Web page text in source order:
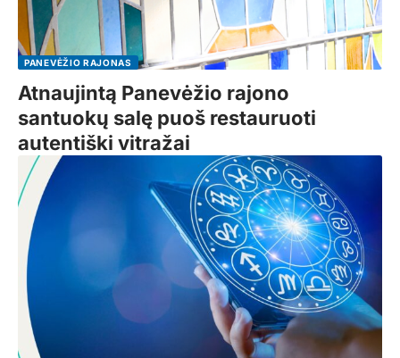
PANEVĖŽIO RAJONAS
Atnaujintą Panevėžio rajono
santuokų salę puoš restauruoti
autentiški vitražai